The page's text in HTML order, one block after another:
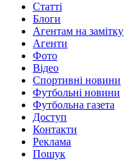
Статті
Блоги
Агентам на замітку
Агенти
Фото
Відео
Спортивні новини
Футбольні новини
Футбольна газета
Доступ
Контакти
Реклама
Пошук